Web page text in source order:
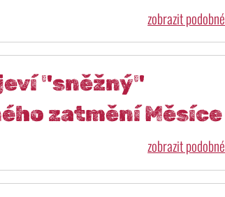
zobrazit podobné
"sněžný"
zatmění Měsíce
zobrazit podobné